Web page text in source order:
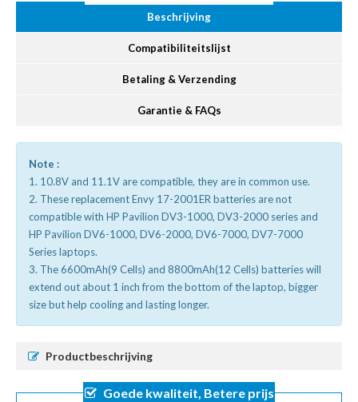
Beschrijving
Compatibiliteitslijst
Betaling & Verzending
Garantie & FAQs
Note :
1. 10.8V and 11.1V are compatible, they are in common use.
2. These replacement Envy 17-2001ER batteries are not
compatible with HP Pavilion DV3-1000, DV3-2000 series and
HP Pavilion DV6-1000, DV6-2000, DV6-7000, DV7-7000
Series laptops.
3. The 6600mAh(9 Cells) and 8800mAh(12 Cells) batteries will
extend out about 1 inch from the bottom of the laptop, bigger
size but help cooling and lasting longer.
Productbeschrijving
Goede kwaliteit, Betere prijs